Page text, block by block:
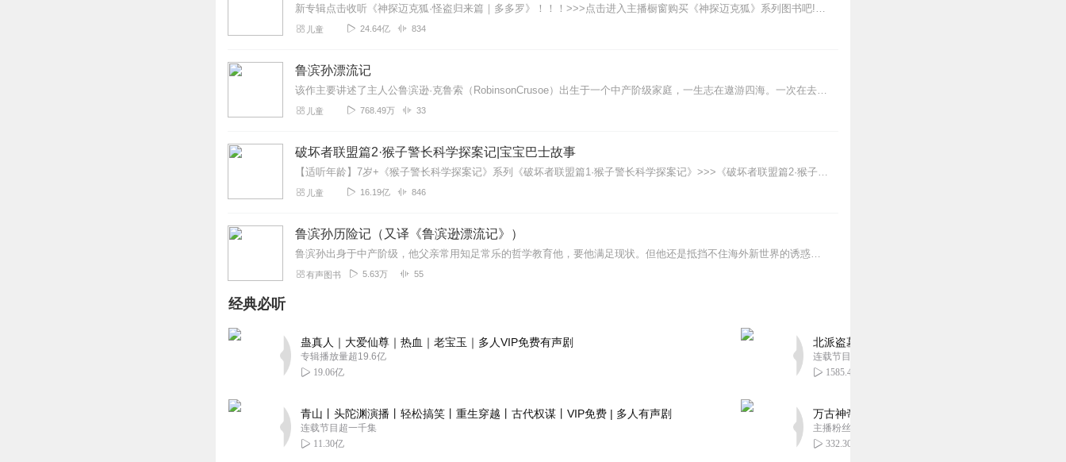
新专辑点击收听《神探迈克狐·怪盗归来篇｜多多罗》！！！>>>点击进入主播橱窗购买《神探迈克狐》系列图书吧!<<<多多罗故事【点击前往】收听多多罗其他好玩有趣的故...
儿童 24.64亿 834
鲁滨孙漂流记
该作主要讲述了主人公鲁滨逊·克鲁索（RobinsonCrusoe）出生于一个中产阶级家庭，一生志在遨游四海。一次在去非洲航海的途中遇到风暴，只身漂流到一个无人...
儿童 768.49万 33
破坏者联盟篇2·猴子警长科学探案记|宝宝巴士故事
【适听年龄】7岁+《猴子警长科学探案记》系列《破坏者联盟篇1·猴子警长科学探案记》>>>《破坏者联盟篇2·猴子警长科学探案记》>>>《破坏者联盟篇3·猴子警长科...
儿童 16.19亿 846
鲁滨孙历险记（又译《鲁滨逊漂流记》）
鲁滨孙出身于中产阶级，他父亲常用知足常乐的哲学教育他，要他满足现状。但他还是抵挡不住海外新世界的诱惑，几次三番地出海闯荡，终于有一次被困在了一个荒岛上。28年的...
有声图书 5.63万 55
经典必听
蛊真人｜大爱仙尊｜热血｜老宝玉｜多人VIP免费有声剧
专辑播放量超19.6亿
19.06亿
青山丨头陀渊演播丨轻松搞笑丨重生穿越丨古代权谋丨VIP免费 | 多人有声剧
连载节目超一千集
11.30亿
北派盗墓笔记丨头陀渊出品丨悬疑灵异丨摸金校尉
连载节目超四百集
1585.49万
万古神帝丨玄幻丨热血丨紫襟团队演播丨多人有声
主播粉丝2836万
332.30万